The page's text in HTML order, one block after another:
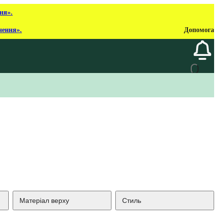
Допомога
Матеріал верху Стиль